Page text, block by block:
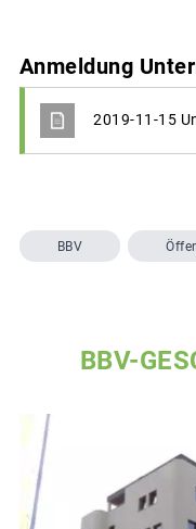
Anmeldung
2019-11-15
BBV
BBV-